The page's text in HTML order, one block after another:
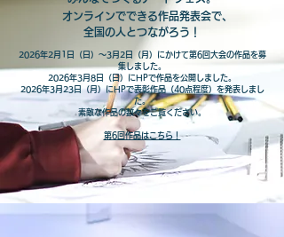
オンラインでできる作品発表会で、
全国の人とつながろう！
​2026年2月1日（日）～3月2日（月）にかけて第6回大会の作品を募
集しました。
2026年3月8日（日）にHPで作品を公開しました。
2026年3月23日（月）にHPで表彰作品（40点程度）を発表しまし
た。
​素敵な作品の数々をご覧ください。
第6回作品はこちら！